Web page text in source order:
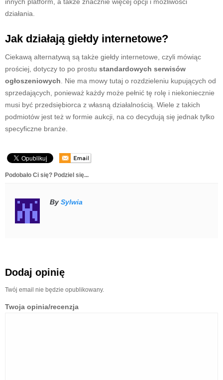
działania.
Jak działają giełdy internetowe?
Ciekawą alternatywą są także giełdy internetowe, czyli mówiąc
prościej, dotyczy to po prostu standardowych serwisów
ogłoszeniowych . Nie ma mowy tutaj o rozdzieleniu kupujących od
sprzedających, ponieważ każdy może pełnić tę rolę i niekoniecznie
musi być przedsiębiorca z własną działalnością. Wiele z takich
podmiotów jest też w formie aukcji, na co decydują się jednak tylko
specyficzne branże.
Podobało Ci się? Podziel się...
By Sylwia
Dodaj opinię
Twój email nie będzie opublikowany.
Twoja opinia/recenzja